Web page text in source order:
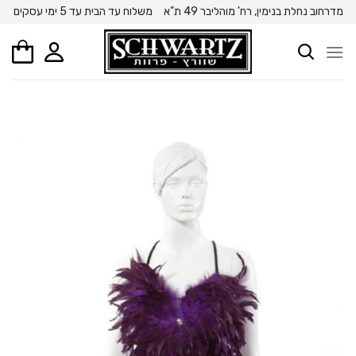
Skip
content
מדרחוב נחלת בנימין, רח' מוהליבר 49 ת"א משלוח עד הבית עד 5 ימי עסקים